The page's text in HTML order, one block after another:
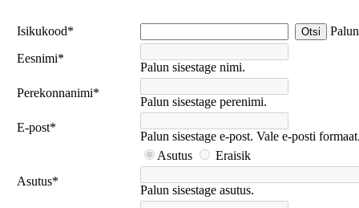
Isikukood* Otsi
Eesnimi*
Palun sisestage nimi.
Perekonnanimi*
Palun sisestage perenimi.
E-post*
Palun sisestage e-post. Vale e-posti
Asutus
Eraisik
Asutus*
Palun sisestage asutus.